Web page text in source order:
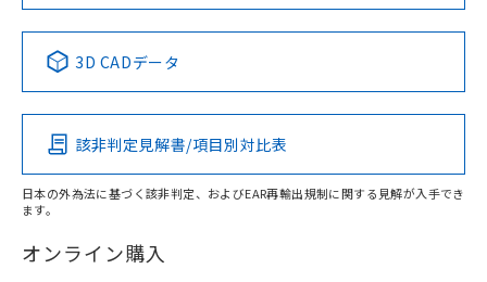
Pb Hg Cd Cr(VI)
O
在庫等で未対応品が混在する可能性があります。
No No No No
この製品の規格認証/適合状況ページへ
その他の認証はこちらのページからご検索ください
3D CADデータ
該非判定見解書/項目別対比表
日本の外為法に基づく該非判定、およびEAR再輸出規制に関する見解が入手でき
ます。
オンライン購入